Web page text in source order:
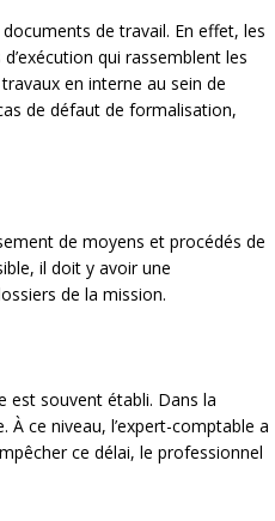
de travail. En effet, les
qui rassemblent les
en interne au sein de
de défaut de formalisation,
de moyens et procédés de
il doit y avoir une
de la mission.
est souvent établi. Dans la
ce niveau, l’expert-comptable a
ce délai, le professionnel